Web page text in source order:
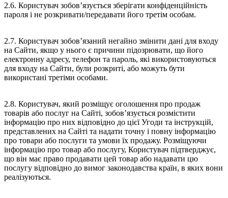
2.6. Користувач зобов’язується зберігати конфіденційність
пароля і не розкривати/передавати його третім особам.
2.7. Користувач зобов’язаний негайно змінити дані для входу
на Сайти, якщо у нього є причини підозрювати, що його
електронну адресу, телефон та пароль, які використовуються
для входу на Сайти, були розкриті, або можуть бути
використані третіми особами.
2.8. Користувач, який розміщує оголошення про продаж
товарів або послуг на Сайті, зобов’язується розмістити
інформацію про них відповідно до цієї Угоди та інструкцій,
представлених на Сайті та надати точну і повну інформацію
про товари або послуги та умови їх продажу. Розміщуючи
інформацію про товар або послугу, Користувач підтверджує,
що він має право продавати цей товар або надавати цю
послугу відповідно до вимог законодавства країн, в яких вони
реалізуються.